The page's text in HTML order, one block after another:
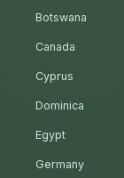
Botswana
Canada
Cyprus
Dominica
Egypt
Germany